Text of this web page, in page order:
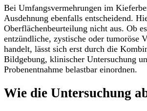
Bei Umfangsvermehrungen im
Ausdehnung ebenfalls entscheidend.
Oberflächenbeurteilung nicht aus. Ob
entzündliche, zystische oder tumoröse
handelt, lässt sich erst durch die
Bildgebung, klinischer Untersuchung
Probenentnahme belastbar einordnen.
Wie die Untersuchung